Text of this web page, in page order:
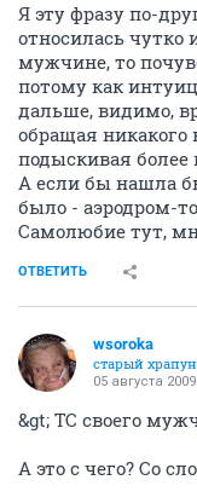
Я эту фразу по-
относилась
мужчине, то
потому как
дальше, видимо,
обращая никакого
подыскивая
А если бы нашла
было - аэродром-
Самолюбие тут,
ОТВЕТИТЬ
wsoroka
старый храпун
05 августа 2009
&gt; ТС своего
А это с чего? Со